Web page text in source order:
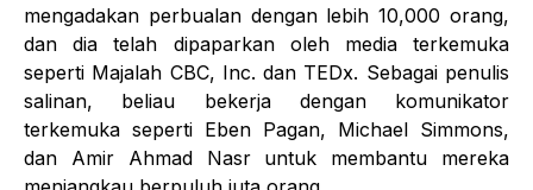
mengadakan perbualan dengan lebih 10,000 orang,
dan dia telah dipaparkan oleh media terkemuka
seperti Majalah CBC, Inc. dan TEDx. Sebagai penulis
salinan, beliau bekerja dengan komunikator
terkemuka seperti Eben Pagan, Michael Simmons,
dan Amir Ahmad Nasr untuk membantu mereka